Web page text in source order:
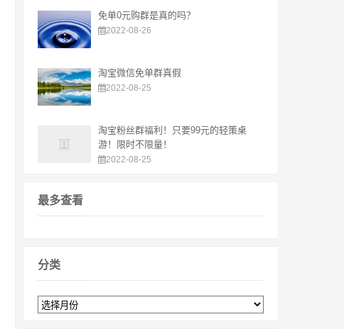
免单0元购群是真的吗？
2022-08-26
淘宝微信免单群真假
2022-08-25
淘宝粉丝群福利！只要99元的轻策桌
游！限时不限量！
2022-08-25
最多查看
分类